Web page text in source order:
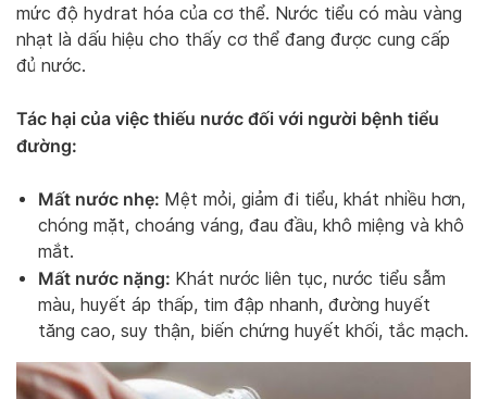
mức độ hydrat hóa của cơ thể. Nước tiểu có màu vàng
nhạt là dấu hiệu cho thấy cơ thể đang được cung cấp
đủ nước.
Tác hại của việc thiếu nước đối với người bệnh tiểu
đường:
Mất nước nhẹ: Mệt mỏi, giảm đi tiểu, khát nhiều hơn,
chóng mặt, choáng váng, đau đầu, khô miệng và khô
mắt.
Mất nước nặng: Khát nước liên tục, nước tiểu sẫm
màu, huyết áp thấp, tim đập nhanh, đường huyết
tăng cao, suy thận, biến chứng huyết khối, tắc mạch.